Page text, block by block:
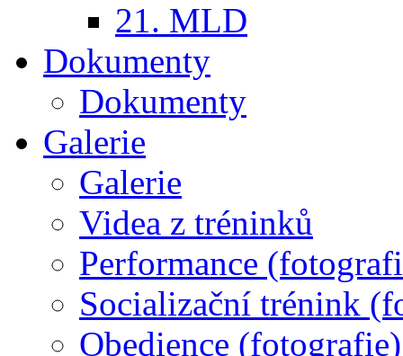
21. MLD
Dokumenty
Dokumenty
Galerie
Galerie
Videa z tréninků
Performance
Socializační trénink
Obedience (fotografie)